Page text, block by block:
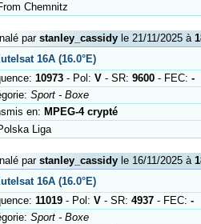
Chemnitz
parstanley_cassidyle 21/11/2025 à
16A (16.0°E)
10973- Pol: V- SR: 9600- FEC: -
Sport - Boxe
en: MPEG-4 crypté
Liga
parstanley_cassidyle 16/11/2025 à
16A (16.0°E)
11019- Pol: V- SR: 4937- FEC: -
Sport - Boxe